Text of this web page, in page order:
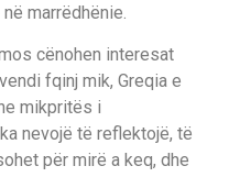
marrëdhënie.
cënohen interesat
fqinj mik, Greqia e
mikpritës i
nevojë të reflektojë, të
për mirë a keq, dhe